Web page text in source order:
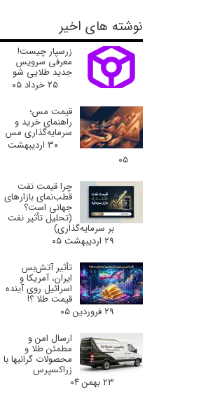
نوشته های اخیر
زرسپار چیست!
معرفی سرویس
جدید طلایی شو
۲۵ خرداد ۰۵
قیمت مس؛
راهنمای خرید و
سرمایه‌گذاری مس
۳۰ اردیبهشت
۰۵
چرا قیمت نفت
قطب‌نمای بازارهای
جهانی است؟
(تحلیل تأثیر نفت
بر سرمایه‌گذاری)
۲۹ اردیبهشت ۰۵
تأثیر آتش‌بس
ایران، آمریکا و
اسرائیل روی آینده
قیمت طلا ؟!
۲۹ فروردین ۰۵
ارسال امن و
مطمئن طلا و
محصولات گرانبها با
زراکسپرس
۲۳ بهمن ۰۴